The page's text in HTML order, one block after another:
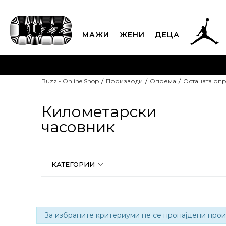
МАЖИ ЖЕНИ ДЕЦА
CLICK & COLLECT
Buzz - Online Shop Производи Опрема Останата
Километарски
часовник
КАТЕГОРИИ
За избраните критериуми не се пронајдени